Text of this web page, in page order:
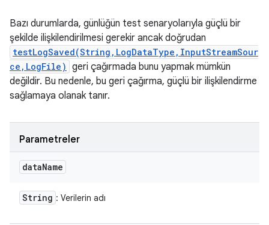
Bazı durumlarda, günlüğün test senaryolarıyla güçlü bir
şekilde ilişkilendirilmesi gerekir ancak doğrudan
testLogSaved(String,LogDataType,InputStreamSour
ce,LogFile) geri çağırmada bunu yapmak mümkün
değildir. Bu nedenle, bu geri çağırma, güçlü bir ilişkilendirme
sağlamaya olanak tanır.
Parametreler
dataName
String : Verilerin adı